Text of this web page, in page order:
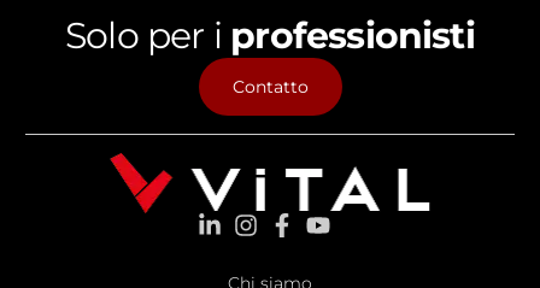
Solo per i professionisti
Contatto
Chi siamo